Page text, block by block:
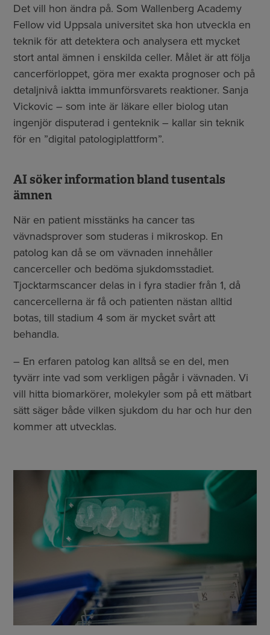
Det vill hon ändra på. Som Wallenberg Academy
Fellow vid Uppsala universitet ska hon utveckla en
teknik för att detektera och analysera ett mycket
stort antal ämnen i enskilda celler. Målet är att följa
cancerförloppet, göra mer exakta prognoser och på
detaljnivå iaktta immunförsvarets reaktioner. Sanja
Vickovic – som inte är läkare eller biolog utan
ingenjör disputerad i genteknik – kallar sin teknik
för en ”digital patologiplattform”.
AI söker information bland tusentals
ämnen
När en patient misstänks ha cancer tas
vävnadsprover som studeras i mikroskop. En
patolog kan då se om vävnaden innehåller
cancerceller och bedöma sjukdomsstadiet.
Tjocktarmscancer delas in i fyra stadier från 1, då
cancercellerna är få och patienten nästan alltid
botas, till stadium 4 som är mycket svårt att
behandla.
– En erfaren patolog kan alltså se en del, men
tyvärr inte vad som verkligen pågår i vävnaden. Vi
vill hitta biomarkörer, molekyler som på ett mätbart
sätt säger både vilken sjukdom du har och hur den
kommer att utvecklas.